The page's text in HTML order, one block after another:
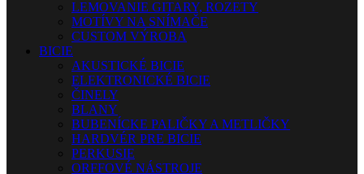
LEMOVANIE GITARY, ROZETY
MOTÍVY NA SNÍMAČE
CUSTOM VÝROBA
BICIE
AKUSTICKÉ BICIE
ELEKTRONICKÉ BICIE
ČINELY
BLANY
BUBENÍCKE PALIČKY A METLIČKY
HARDVÉR PRE BICIE
PERKUSIE
ORFFOVÉ NÁSTROJE